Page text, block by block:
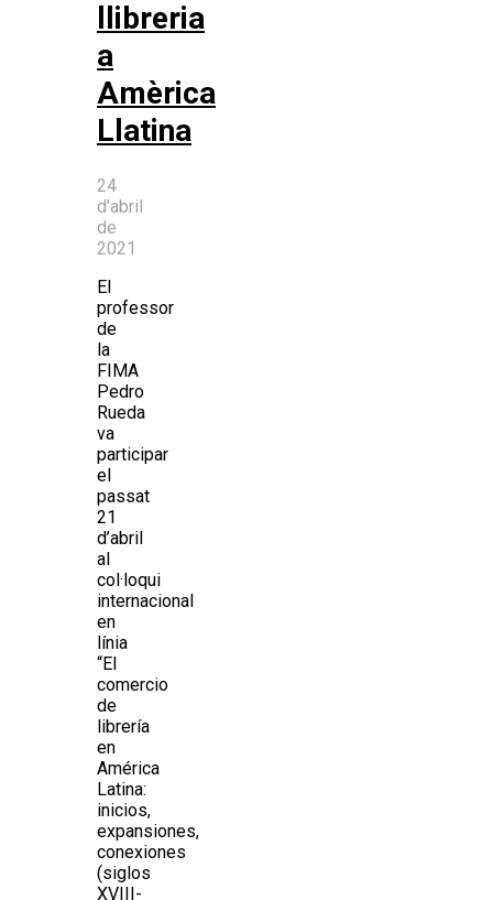
llibreria
a
Amèrica
Llatina
24
d'abril
de
2021
El
professor
de
la
FIMA
Pedro
Rueda
va
participar
el
passat
21
d’abril
al
col·loqui
internacional
en
línia
“El
comercio
de
librería
en
América
Latina:
inicios,
expansiones,
conexiones
(siglos
XVIII-